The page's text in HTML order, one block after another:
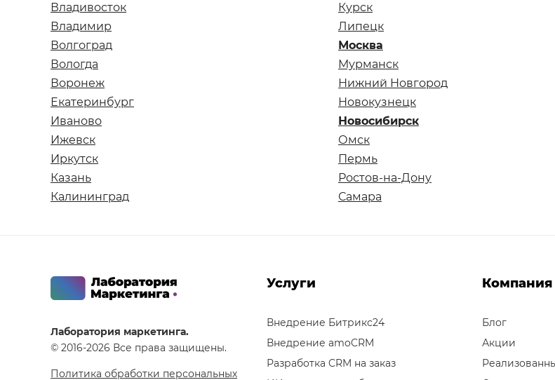
Владивосток
Владимир
Волгоград
Вологда
Воронеж
Екатеринбург
Иваново
Ижевск
Иркутск
Казань
Калининград
Курск
Липецк
Москва
Мурманск
Нижний Новгород
Новокузнецк
Новосибирск
Омск
Пермь
Ростов-на-Дону
Самара
Лаборатория маркетинга.
© 2016-2026 Все права защищены.
Политика обработки персональных
Услуги
Внедрение Битрикс24
Внедрение amoCRM
Разработка CRM на заказ
Компания
Блог
Акции